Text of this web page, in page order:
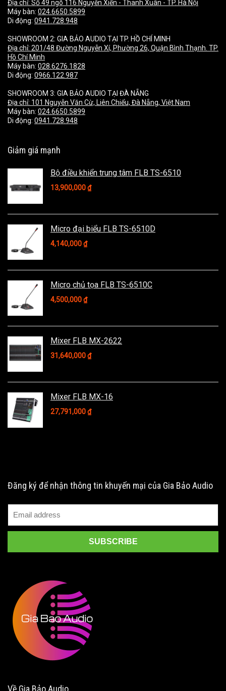
Địa chỉ: Số 49 ngõ 116 Nguyễn Xiển - Thanh Xuân - TP. Hà Nội
Máy bàn: 024.6650.5899
Di động: 0941.728.948
SHOWROOM 2: GIA BẢO AUDIO TẠI TP. HỒ CHÍ MINH
Địa chỉ: 201/48 Đường Nguyễn Xí, Phường 26, Quận Bình Thạnh. TP.
Hồ Chí Minh
Máy bàn: 028.6276.1828
Di động: 0966.122.987
SHOWROOM 3: GIA BẢO AUDIO TẠI ĐÀ NẴNG
Địa chỉ: 101 Nguyễn Văn Cừ, Liên Chiểu, Đà Nẵng, Việt Nam
Máy bàn: 024.6650.5899
Di động: 0941.728.948
Giảm giá mạnh
Bộ điều khiển trung tâm FLB TS-6510
13,900,000₫
Micro đại biểu FLB TS-6510D
4,140,000₫
Micro chủ tọa FLB TS-6510C
4,500,000₫
Mixer FLB MX-2622
31,640,000₫
Mixer FLB MX-16
27,791,000₫
Đăng ký để nhận thông tin khuyến mại của Gia Bảo Audio
Về Gia Bảo Audio